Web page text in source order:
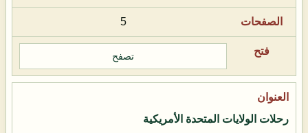
5
تصفح
رحلات الولايات المتحدة الأمريكية